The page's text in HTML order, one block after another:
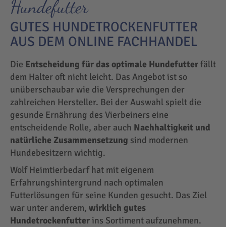
Hundefutter
GUTES HUNDETROCKENFUTTER
AUS DEM ONLINE FACHHANDEL
Die Entscheidung für das optimale Hundefutterfällt
dem Halter oft nicht leicht. Das Angebot ist so
unüberschaubar wie die Versprechungen der
zahlreichen Hersteller. Bei der Auswahl spielt die
gesunde Ernährung des Vierbeiners eine
entscheidende Rolle, aber auch Nachhaltigkeit und
natürliche Zusammensetzung sind modernen
Hundebesitzern wichtig.
Wolf Heimtierbedarf hat mit eigenem
Erfahrungshintergrund nach optimalen
Futterlösungen für seine Kunden gesucht. Das Ziel
war unter anderem, wirklich gutes
Hundetrockenfutter ins Sortiment aufzunehmen.